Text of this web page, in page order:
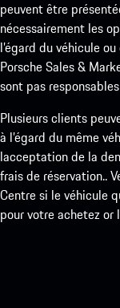
peuvent être
nécessairement les
l’égard du véhicule
Porsche Sales &
sont pas
Plusieurs clients
à l’égard du même
lacceptation de la
frais de réservation..
Centre si le véhicule
pour votre achetez or